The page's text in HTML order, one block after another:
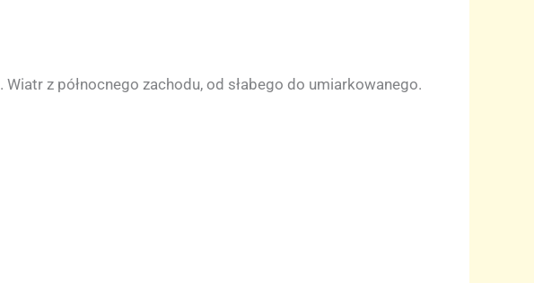
z północnego zachodu, od słabego do umiarkowanego.